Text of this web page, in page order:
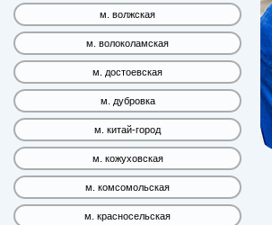
м. волжская
м. волоколамская
м. достоевская
м. дубровка
м. китай-город
м. кожуховская
м. комсомольская
м. красносельская